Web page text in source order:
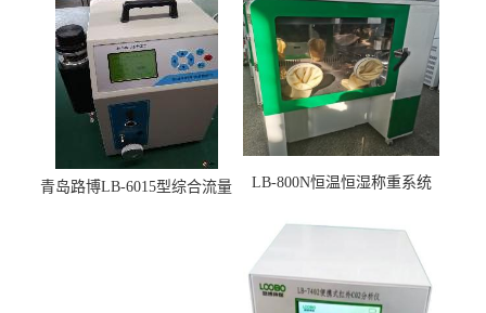
青岛路博LB-6015型综合流量
LB-800N恒温恒湿称重系统